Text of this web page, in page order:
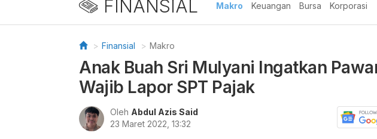
FINANSIAL Makro Keuangan Bursa Korporasi
Finansial Makro
Anak Buah Sri Mulyani Ingatkan
Wajib Lapor SPT Pajak
Oleh Abdul Azis Said
23 Maret 2022, 13:32